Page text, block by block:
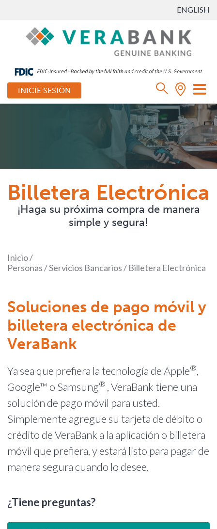
ENGLISH
INICIE SESIÓN
de
Billetera Electrónica
¡Haga su próxima compra de manera
simple y segura!
Inicio/
Personas/Servicios Bancarios/ Billetera Electrónica
Soluciones de pago móvil y
billetera electrónica de
VeraBank
Ya sea que prefiera la tecnología de Apple®,
Google™ o Samsung® , VeraBank tiene una
solución de pago móvil para usted.
Simplemente agregue su tarjeta de débito o
crédito de VeraBank a la aplicación o billetera
móvil que prefiera, y estará listo para pagar de
manera segura cuando lo desee.
¿Tiene preguntas?